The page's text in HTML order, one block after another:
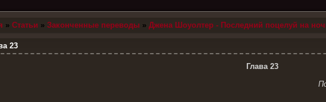
»Статьи »Законченные переводы »Джена Шоуолтер - Последний поцелуй на
23
Глава 23